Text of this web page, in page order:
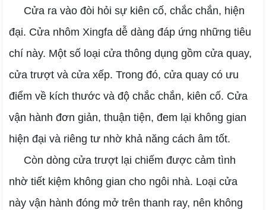
Cửa ra vào đòi hỏi sự kiên cố, chắc chắn, hiện
đại. Cửa nhôm Xingfa dễ dàng đáp ứng những tiêu
chí này. Một số loại cửa thông dụng gồm cửa quay,
cửa trượt và cửa xếp. Trong đó, cửa quay có ưu
điểm về kích thước và độ chắc chắn, kiên cố. Cửa
vận hành đơn giản, thuận tiện, đem lại không gian
hiện đại và riêng tư nhờ khả năng cách âm tốt.
Còn dòng cửa trượt lại chiếm được cảm tình
nhờ tiết kiệm không gian cho ngôi nhà. Loại cửa
này vận hành đóng mở trên thanh ray, nên không